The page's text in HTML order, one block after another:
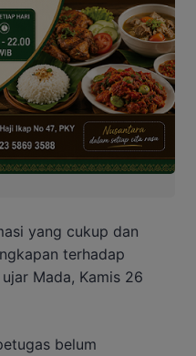
yang cukup dan
terhadap
Mada, Kamis 26
belum